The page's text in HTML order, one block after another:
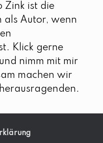
Zink ist die
als Autor, wenn
Klick gerne
nimm mit mir
machen wir